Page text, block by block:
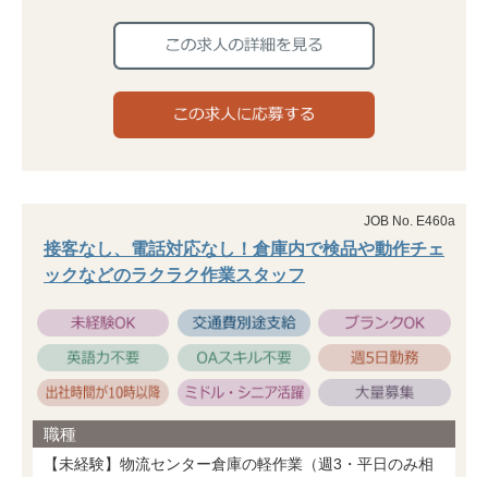
JOB No. E460a
接客なし、電話対応なし！倉庫内で検品や動作チェ
ックなどのラクラク作業スタッフ
職種
【未経験】物流センター倉庫の軽作業（週3・平日のみ相